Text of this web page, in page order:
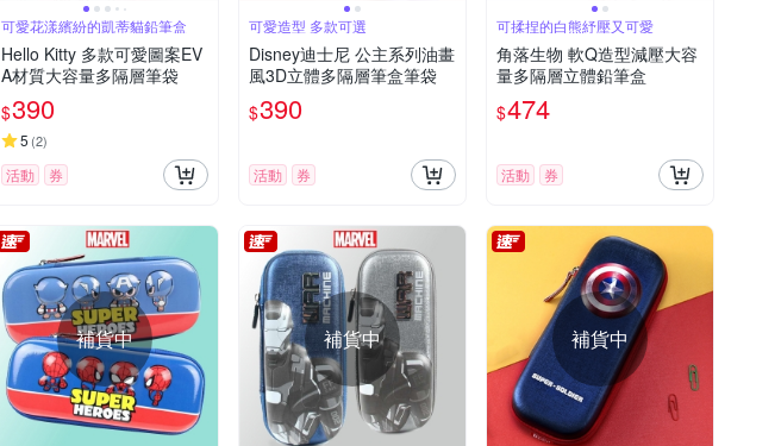
可愛花漾繽紛的凱蒂貓鉛筆盒
Hello Kitty 多款可愛圖案EV
A材質大容量多隔層筆袋
$390
5 (2)
活動 券
可愛造型 多款可選
Disney迪士尼 公主系列油畫
風3D立體多隔層筆盒筆袋
$390
活動 券
可揉捏的白熊紓壓又可愛
角落生物 軟Q造型減壓大容
量多隔層立體鉛筆盒
$474
活動 券
補貨中 補貨中 補貨中